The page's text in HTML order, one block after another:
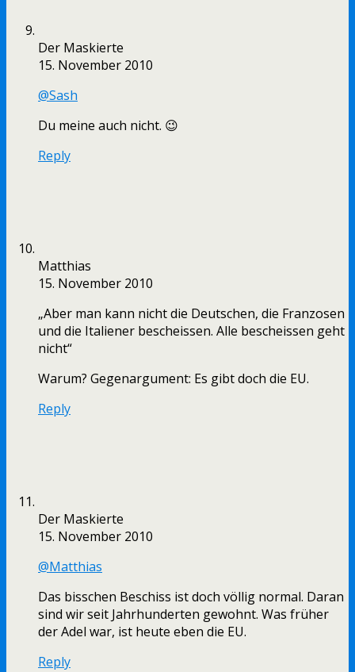
Der Maskierte
15. November 2010
@Sash
Du meine auch nicht. 😉
Reply
Matthias
15. November 2010
„Aber man kann nicht die Deutschen, die Franzosen
und die Italiener bescheissen. Alle bescheissen geht
nicht“
Warum? Gegenargument: Es gibt doch die EU.
Reply
Der Maskierte
15. November 2010
@Matthias
Das bisschen Beschiss ist doch völlig normal. Daran
sind wir seit Jahrhunderten gewohnt. Was früher
der Adel war, ist heute eben die EU.
Reply